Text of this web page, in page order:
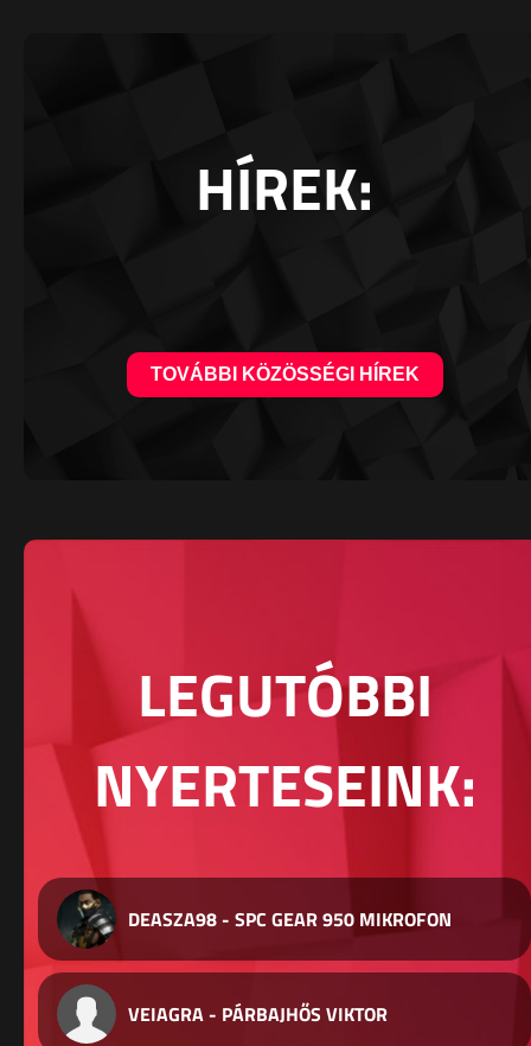
HÍREK:
TOVÁBBI KÖZÖSSÉGI HÍREK
LEGUTÓBBI
NYERTESEINK:
DEASZA98 - SPC GEAR 950 MIKROFON
VEIAGRA - PÁRBAJHŐS VIKTOR